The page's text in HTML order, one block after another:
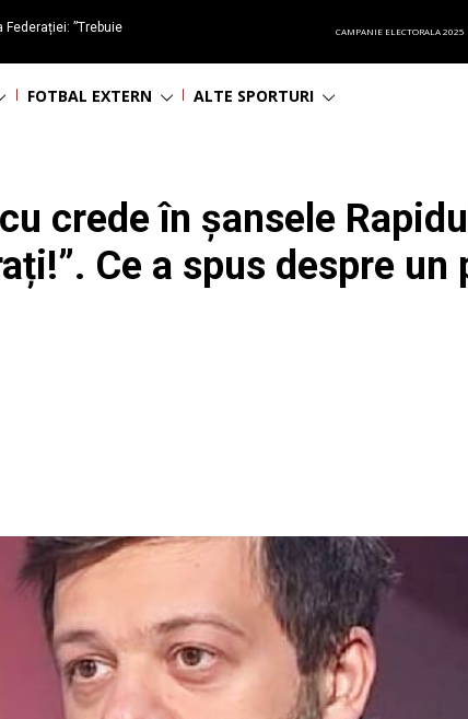
”Trebuie
CAMPANIE ELECTORALA 2025
FOTBAL EXTERN ALTE SPORTURI
crede în șansele
Ce a spus despre un